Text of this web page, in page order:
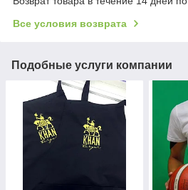
Все условия возврата
Подобные услуги компании